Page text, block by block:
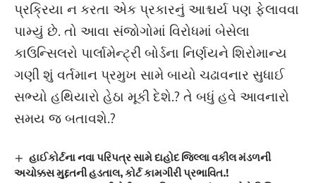
પ્રક્રિયા ન કરતા એક પ્રકારનું આશ્ચર્ય પણ ફેલાવવા
પામ્યું છે. તો આવા સંજોગોમાં વિરોધમાં બેસેલા
કાઉન્સિલરો પાર્લામેન્ટ્રી બોર્ડના નિર્ણયને શિરોમાન્ય
ગણી શું વર્તમાન પ્રમુખ સામે બાયો ચઢાવનાર સુધાઈ
સભ્યો હથિયારો હેઠા મૂકી દેશે.? તે બધું હવે આવનારો
સમય જ બતાવશે.?
હાઈકોર્ટના નવા પરિપત્ર સામે દાહોદ જિલ્લા વકીલ મંડળની
અચોક્કસ મુદ્દતની હડતાલ, કોર્ટ કામગીરી પ્રભાવિત.!